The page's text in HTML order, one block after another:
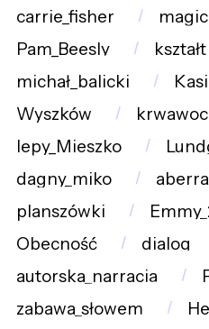
carrie_fisher
Pam_Beesly
kształt
michał_balicki
Wyszków
lepy_Mieszko
dagny_miko
planszówki
Obecność
dialog
autorska_narracja
zabawa_słowem